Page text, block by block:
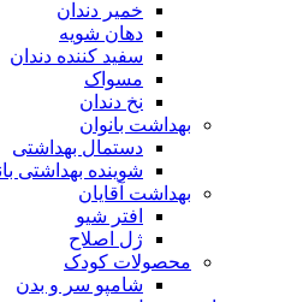
خمیر دندان
دهان شویه
سفید کننده دندان
مسواک
نخ دندان
بهداشت بانوان
دستمال بهداشتی
شوینده بهداشتی
بهداشت آقایان
افتر شیو
ژل اصلاح
محصولات کودک
شامپو سر و بدن